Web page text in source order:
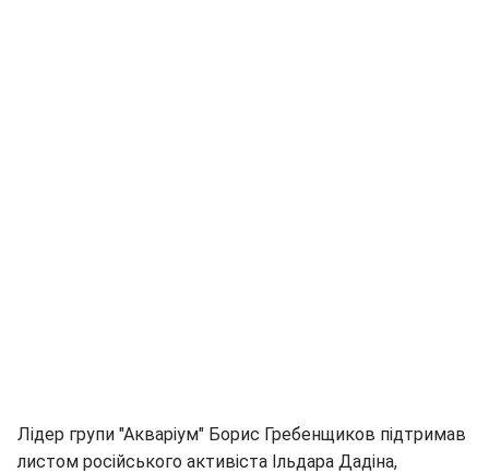
Лідер групи "Акваріум" Борис Гребенщиков підтримав
листом російського активіста Ільдара Дадіна,